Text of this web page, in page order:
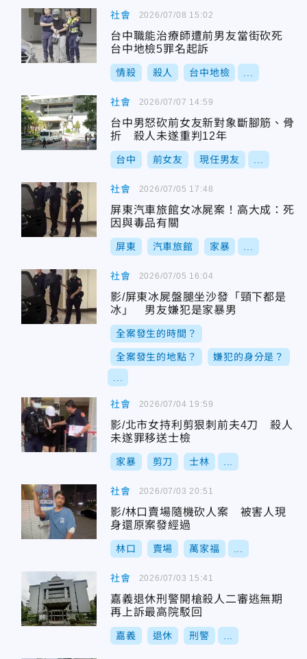
社會
台中職能治療師遭前男友當街砍死
台中地檢5罪名起訴
情殺 殺人 台中地檢
2026/07/08 15:02
社會
台中男怒砍前女友新對象斷腳筋、骨
折 殺人未遂重判12年
台中 前女友 現任男友
2026/07/07 14:59
社會
屏東汽車旅館女冰屍案！高大成：死
因與毒品有關
屏東 汽車旅館 家暴
2026/07/05 17:48
社會
影/屏東冰屍盤腿坐沙發「頸下都是
冰」 男友嫌犯是家暴男
全案發生的時間？
全案發生的地點？ 嫌犯的身分是？
2026/07/05 16:04
社會
影/北市女持利剪狠刺前夫4刀 殺人
未遂罪移送士檢
家暴 剪刀 士林
2026/07/04 19:59
社會
影/林口賣場隨機砍人案 被害人現
身還原案發經過
林口 賣場 萬家福
2026/07/03 20:51
社會
嘉義退休刑警開槍殺人二審逃無期
再上訴最高院駁回
嘉義 退休 刑警
2026/07/03 15:41